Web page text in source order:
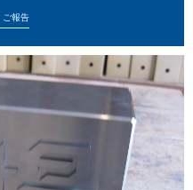
ご報告